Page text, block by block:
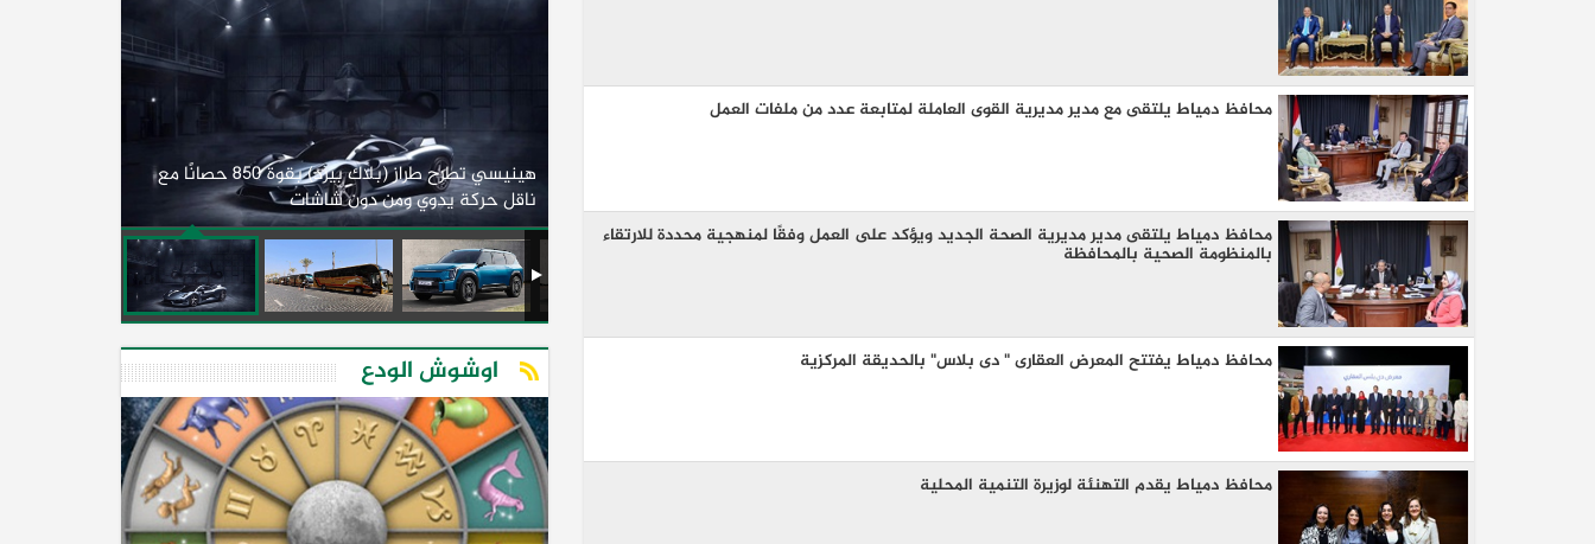
محافظ دمياط يلتقى مع مدير مديرية القوى العاملة لمتابعة عدد من ملفات العمل
محافظ دمياط يلتقى مدير مديرية الصحة الجديد ويؤكد على العمل وفقًا لمنهجية محددة للارتقاء
بالمنظومة الصحية بالمحافظة
محافظ دمياط يفتتح المعرض العقارى " دى بلاس" بالحديقة المركزية
محافظ دمياط يقدم التهنئة لوزيرة التنمية المحلية
هينيسي تطرح طراز (بلاك بيرد) بقوة 850 حصانًا مع
ناقل حركة يدوي ومن دون شاشات
كيا EV9 GT للباحثين عن متعة قيادة السيارات الكهربائية
العائلية
اوشوش الودع